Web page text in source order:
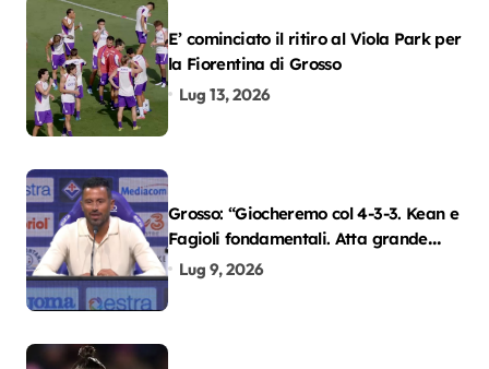
E’ cominciato il ritiro al Viola Park per
la Fiorentina di Grosso
Lug 13, 2026
Grosso: “Giocheremo col 4-3-3. Kean e
Fagioli fondamentali. Atta grande
colpo”
Lug 9, 2026